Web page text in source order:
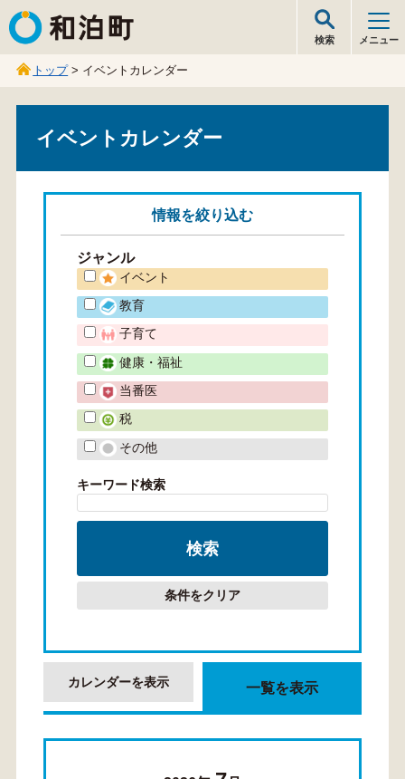
和泊町
検索 メニュー
トップ> イベントカレンダー
イベントカレンダー
情報を絞り込む
ジャンル
イベント
教育
子育て
健康・福祉
当番医
税
その他
キーワード検索
条件をクリア
カレンダーを表示 一覧を表示